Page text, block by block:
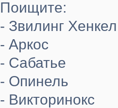
Поищите:
- Звилинг
- Аркос
- Сабатье
- Опинель
- Викторинокс